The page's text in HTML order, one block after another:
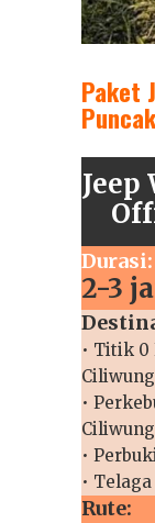
Paket
Jeep
Durasi:
2-3
• Titik 0
Ciliwung
•
Ciliwung
•
• Telaga
Rute: